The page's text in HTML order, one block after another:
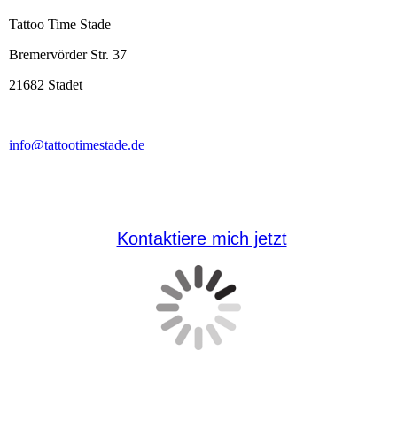
Kontaktiere mich jetzt